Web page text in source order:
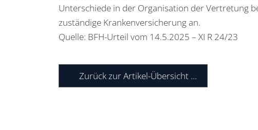
Unterschiede in der Organisation der Vertretung
zuständige Krankenversicherung an.
Quelle: BFH-Urteil vom 14.5.2025 – XI R 24/23
Zurück zur Artikel-Übersicht …